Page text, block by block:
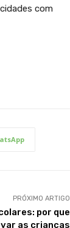
com
PRÓXIMO ARTIGO
por que
as crianças